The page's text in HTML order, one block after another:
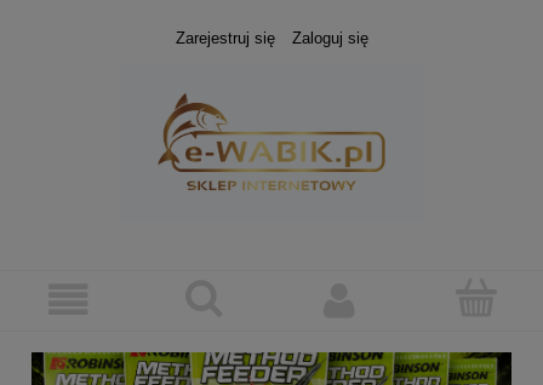
Zarejestruj się Zaloguj się